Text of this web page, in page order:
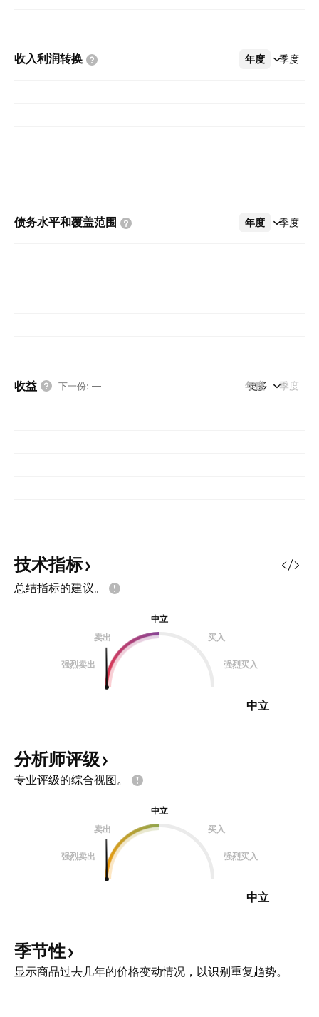
收入利润转换 年度 季度
更多
债务水平和覆盖范围 年度 季度
更多
收益 下一份: — 年度 季度
更多
技术指标
总结指标的建议。
中立
卖出
买入
强烈卖出 强烈买入
中立
分析师评级
专业评级的综合视图。
中立
卖出
买入
强烈卖出 强烈买入
中立
季节性
显示商品过去几年的价格变动情况，以识别重复趋势。